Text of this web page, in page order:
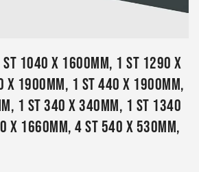
st 1040 x 1600mm, 1 st 1290 x
x 1900mm, 1 st 440 x 1900mm,
1 st 340 x 340mm, 1 st 1340
x 1660mm, 4 st 540 x 530mm,